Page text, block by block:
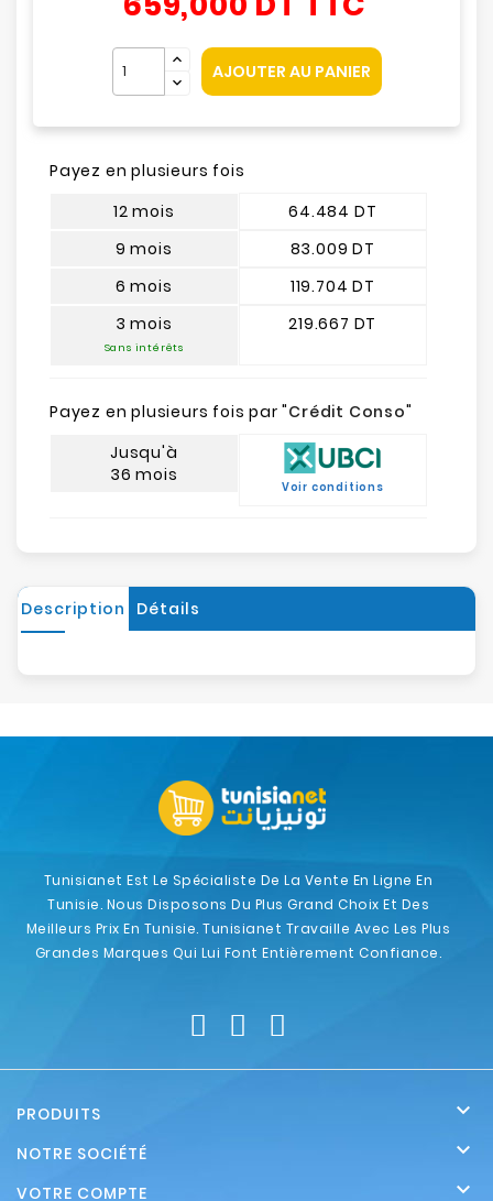
AJOUTER AU PANIER
Payez en plusieurs fois
12 mois
9 mois
6 mois
3 mois
Sans intérêts
64.484 DT
83.009 DT
119.704 DT
219.667 DT
Payez en plusieurs fois par "Crédit Conso"
Jusqu'à
36 mois
Voir conditions
Description Détails
Tunisianet Est Le Spécialiste De La Vente En Ligne En
Tunisie. Nous Disposons Du Plus Grand Choix Et Des
Meilleurs Prix En Tunisie. Tunisianet Travaille Avec Les Plus
Grandes Marques Qui Lui Font Entièrement Confiance.
PRODUITS 
NOTRE SOCIÉTÉ 
VOTRE COMPTE 